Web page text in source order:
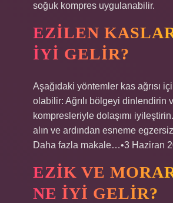
soğuk kompres uygulanabilir.
EZILEN
IYI GELIR?
Aşağıdaki yöntemler kas ağrısı
olabilir: Ağrılı bölgeyi dinlendirin
kompresleriyle dolaşımı
alın ve ardından esneme
Daha fazla makale…•3 Haziran
EZIK VE
NE IYI GELIR?